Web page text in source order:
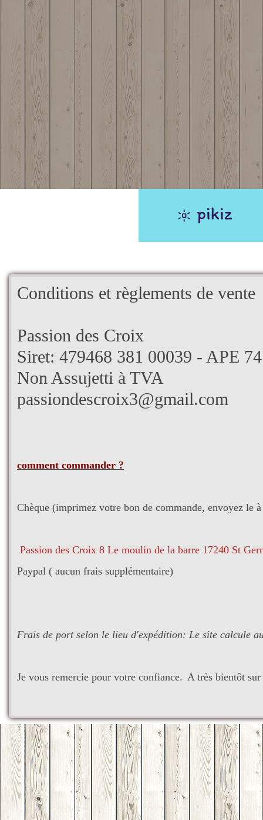
Conditions et règlements de vente
Passion des Croix
Siret: 479468 381 00039 - APE
Non Assujetti à TVA
passiondescroix3@gmail.com
comment commander ?
Chèque (imprimez votre bon de commande, envoyez le
Passion des Croix 8 Le moulin de la barre 17240 St
Paypal ( aucun frais supplémentaire)
Frais de port selon le lieu d'expédition: Le site calcule
Je vous remercie pour votre confiance. A très bientôt